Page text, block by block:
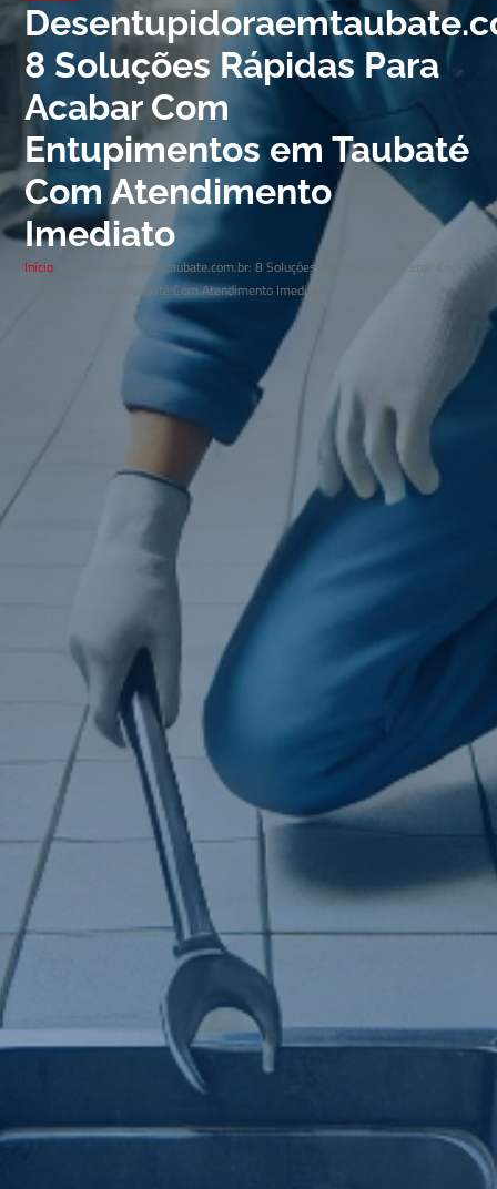
8 Soluções Rápidas Para
Acabar Com
Entupimentos em Taubaté
Com Atendimento
Imediato
Início
Desentupidoraemtaubate.com.br: 8 Soluções Rápidas Para Acabar Com
Entupimentos em Taubaté Com Atendimento Imediato